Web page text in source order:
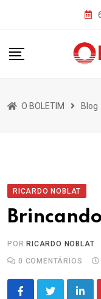
O BOLETIM Blog
RICARDO NOBLAT
POR RICARDO NOBLAT
0 COMENTÁRIOS